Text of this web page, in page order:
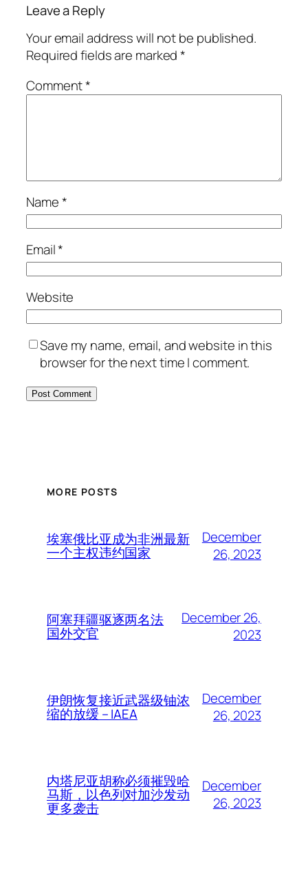
Leave a Reply
Your email address will not be published.
Required fields are marked*
Comment*
Name*
Email*
Website
Save my name, email, and website in this
browser for the next time I comment.
MORE POSTS
埃塞俄比亚成为非洲最新
一个主权违约国家
December
26, 2023
阿塞拜疆驱逐两名法
国外交官
December 26,
2023
伊朗恢复接近武器级铀浓
缩的放缓 – IAEA
December
26, 2023
内塔尼亚胡称必须摧毁哈
马斯，以色列对加沙发动
更多袭击
December
26, 2023